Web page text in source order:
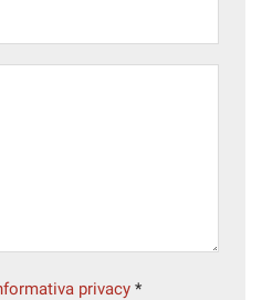
privacy *